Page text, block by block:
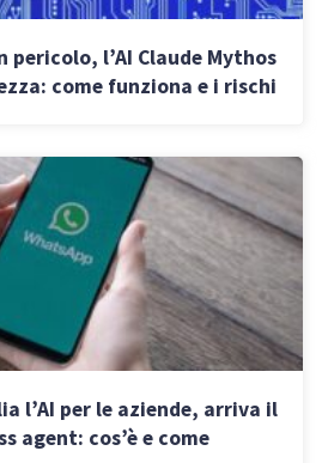
pericolo, l’AI Claude Mythos
come funziona e i rischi
l’AI per le aziende, arriva il
agent: cos’è e come